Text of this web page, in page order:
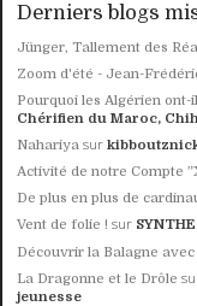
Derniers blogs
Jünger, Tallement des
Zoom d'été - Jean-
Pourquoi les Algérien ont-
Chérifien du Maroc,
Nahariya sur
Activité de notre Compte
De plus en plus de
Vent de folie ! sur
Découvrir la Balagne
La Dragonne et le Drôle
jeunesse